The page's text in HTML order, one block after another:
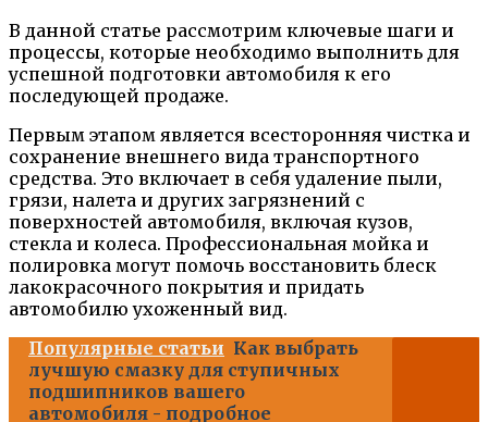
В данной статье рассмотрим ключевые шаги и
процессы, которые необходимо выполнить для
успешной подготовки автомобиля к его
последующей продаже.
Первым этапом является всесторонняя чистка и
сохранение внешнего вида транспортного
средства. Это включает в себя удаление пыли,
грязи, налета и других загрязнений с
поверхностей автомобиля, включая кузов,
стекла и колеса. Профессиональная мойка и
полировка могут помочь восстановить блеск
лакокрасочного покрытия и придать
автомобилю ухоженный вид.
Популярные статьи Как выбрать
лучшую смазку для ступичных
подшипников вашего
автомобиля - подробное